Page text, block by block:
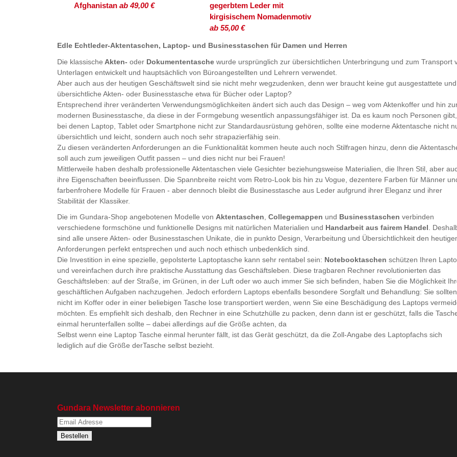
Afghanistan ab 49,00 €
gegerbtem Leder mit
kirgisischem Nomadenmotiv
ab 55,00 €
Edle Echtleder-Aktentaschen, Laptop- und Businesstaschen für Damen und Herren
Die klassische Akten- oder Dokumententasche wurde ursprünglich zur übersichtlichen Unterbringung und zum Transport
Unterlagen entwickelt und hauptsächlich von Büroangestellten und Lehrern verwendet.
Aber auch aus der heutigen Geschäftswelt sind sie nicht mehr wegzudenken, denn wer braucht keine gut ausgestattete und
übersichtliche Akten- oder Businesstasche etwa für Bücher oder Laptop?
Entsprechend ihrer veränderten Verwendungsmöglichkeiten ändert sich auch das Design – weg vom Aktenkoffer und hin
modernen Businesstasche, da diese in der Formgebung wesentlich anpassungsfähiger ist. Da es kaum noch Personen gibt,
bei denen Laptop, Tablet oder Smartphone nicht zur Standardausrüstung gehören, sollte eine moderne Aktentasche nicht
übersichtlich und leicht, sondern auch noch sehr strapazierfähig sein.
Zu diesen veränderten Anforderungen an die Funktionalität kommen heute auch noch Stilfragen hinzu, denn die
soll auch zum jeweiligen Outfit passen – und dies nicht nur bei Frauen!
Mittlerweile haben deshalb professionelle Aktentaschen viele Gesichter beziehungsweise Materialien, die Ihren Stil, aber
ihre Eigenschaften beeinflussen. Die Spannbreite reicht vom Retro-Look bis hin zu Vogue, dezentere Farben für Männer
farbenfrohere Modelle für Frauen - aber dennoch bleibt die Businesstasche aus Leder aufgrund ihrer Eleganz und ihrer
Stabilität der Klassiker.
Die im Gundara-Shop angebotenen Modelle von Aktentaschen Collegemappen und Businesstaschen verbinden
verschiedene formschöne und funktionelle Designs mit natürlichen Materialien und Handarbeit aus fairem Handel .
sind alle unsere Akten- oder Businesstaschen Unikate, die in punkto Design, Verarbeitung und Übersichtlichkeit den
Anforderungen perfekt entsprechen und auch noch ethisch unbedenklich sind.
Die Investition in eine spezielle, gepolsterte Laptoptasche kann sehr rentabel sein: Notebooktaschen schützen Ihren
und vereinfachen durch ihre praktische Ausstattung das Geschäftsleben. Diese tragbaren Rechner revolutionierten das
Geschäftsleben: auf der Straße, im Grünen, in der Luft oder wo auch immer Sie sich befinden, haben Sie die Möglichkeit
geschäftlichen Aufgaben nachzugehen. Jedoch erfordern Laptops ebenfalls besondere Sorgfalt und Behandlung: Sie sollten
nicht im Koffer oder in einer beliebigen Tasche lose transportiert werden, wenn Sie eine Beschädigung des Laptops
möchten. Es empfiehlt sich deshalb, den Rechner in eine Schutzhülle zu packen, denn dann ist er geschützt, falls die
einmal herunterfallen sollte – dabei allerdings auf die Größe achten, da
Selbst wenn eine Laptop Tasche einmal herunter fällt, ist das Gerät geschützt, da die Zoll-Angabe des Laptopfachs sich
lediglich auf die Größe derTasche selbst bezieht.
Gundara Newsletter abonnieren